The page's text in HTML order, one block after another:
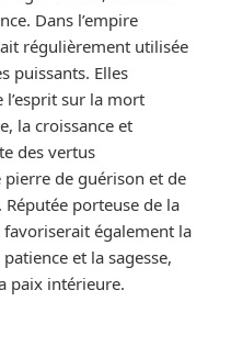
Dans l’empire
régulièrement utilisée
puissants. Elles
sur la mort
la croissance et
des vertus
de guérison et de
porteuse de la
également la
et la sagesse,
paix intérieure.